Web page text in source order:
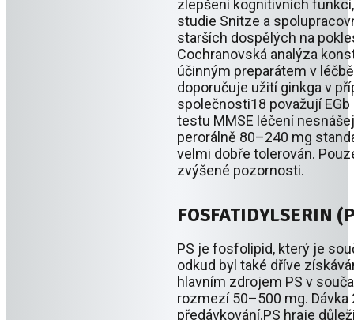
zlepšení kognitivních
studie Snitze a
starších dospělých na
Cochranovská analýza
účinným preparátem v
doporučuje užití ginkga v
společnosti18 považují
testu MMSE léčení
perorálně 80–240 mg
velmi dobře tolerován.
zvýšené pozornosti.
FOSFATIDYLSERIN
PS je fosfolipid, který je
odkud byl také dříve
hlavním zdrojem PS v
rozmezí 50–500 mg.
předávkování.PS hraje